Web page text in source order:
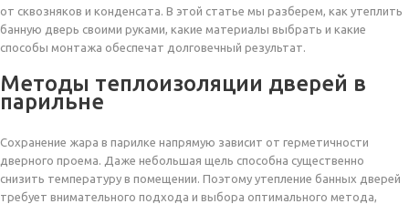
от сквозняков и конденсата. В этой статье мы разберем, как утеплить
банную дверь своими руками, какие материалы выбрать и какие
способы монтажа обеспечат долговечный результат.
Методы теплоизоляции дверей в
парильне
Сохранение жара в парилке напрямую зависит от герметичности
дверного проема. Даже небольшая щель способна существенно
снизить температуру в помещении. Поэтому утепление банных дверей
требует внимательного подхода и выбора оптимального метода,